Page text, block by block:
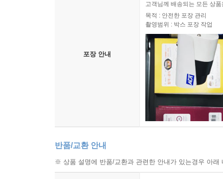
포장 안내
고객님께 배송되는 모든 상
목적 : 안전한 포장 관리
촬영범위 : 박스 포장 작업
반품/교환 안내
※ 상품 설명에 반품/교환과 관련한 안내가 있는경우 아